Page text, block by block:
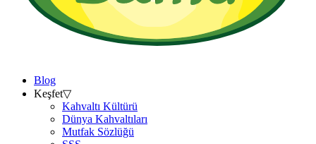
Blog
Keşfet▽
Kahvaltı Kültürü
Dünya Kahvaltıları
Mutfak Sözlüğü